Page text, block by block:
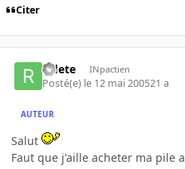
Citer
riflete INpactien
Posté(e) le 12 mai 200521 a
AUTEUR
Salut
Faut que j'aille acheter ma pile